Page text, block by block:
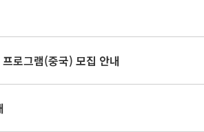
로그램(중국) 모집 안내